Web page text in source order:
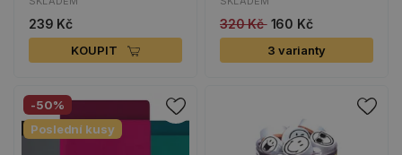
239 Kč
KOUPIT
320 Kč 160 Kč
3 varianty
-50%
Poslední kusy